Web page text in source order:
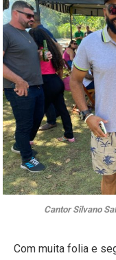
Cantor Silvano
Com muita folia e